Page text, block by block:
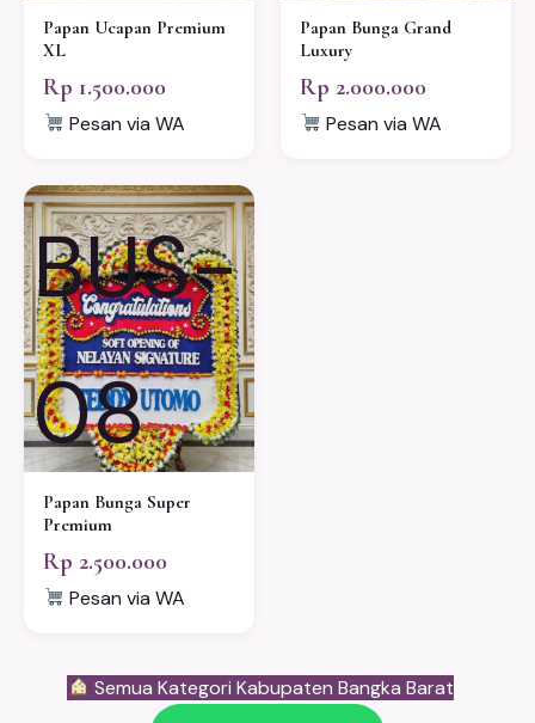
Papan Ucapan Premium
XL
Rp 1.500.000
Pesan via WA
Papan Bunga Grand
Luxury
Rp 2.000.000
Pesan via WA
BUS-
08
Papan Bunga Super
Premium
Rp 2.500.000
Pesan via WA
Semua Kategori Kabupaten Bangka Barat